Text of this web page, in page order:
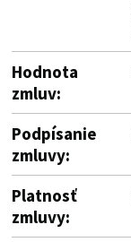
Hodnota
zmluv:
Podpísanie
zmluvy:
Platnosť
zmluvy: